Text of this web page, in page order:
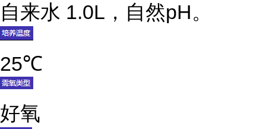
自来水 1.0L，自然pH。
25℃
好氧